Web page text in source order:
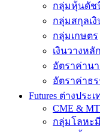
กลุ่มหุ้นดัช
กลุ่มสกุลเงิ
กลุ่มเกษตร
เงินวางหลั
อัตราค่าน
อัตราค่าธ
Futures ต่างประเ
CME &
กลุ่มโลหะ